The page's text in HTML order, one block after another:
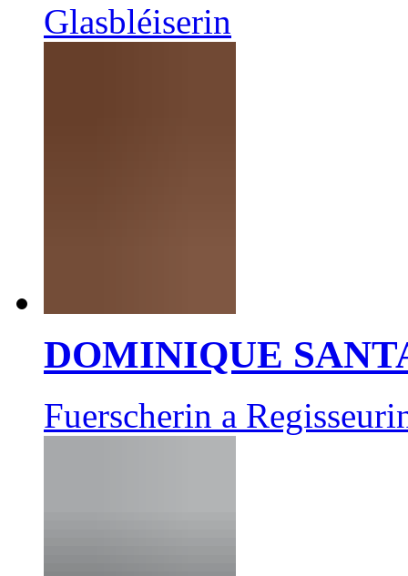
Glasbléiserin
DOMINIQUE
Fuerscherin a